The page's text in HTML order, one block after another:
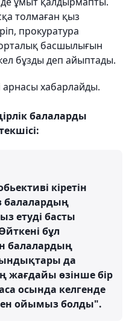
толмаған қыз
прокуратура
орталық басшылығын
бұзды деп айыптады.
арнасы хабарлайды.
балаларды
кіретін
балалардың
етуді басты
бұл
балалардың
да
жағдайы өзінше бір
осында келгенде
ойымыз болды".